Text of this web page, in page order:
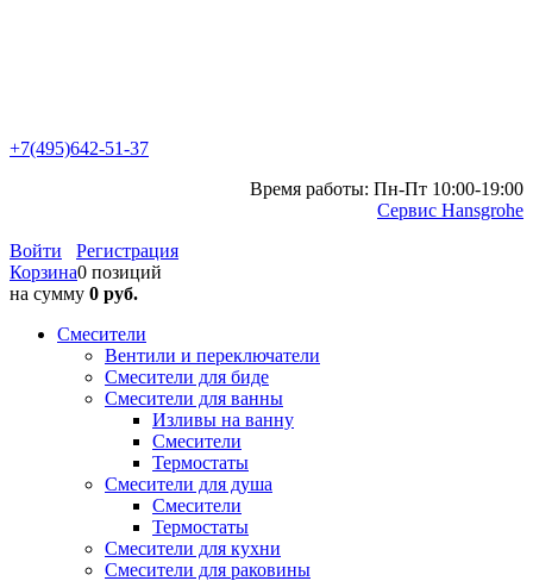
+7(495)642-51-37
Время работы: Пн-Пт 10:00-19:00
Сервис Hansgrohe
Войти
Регистрация
Корзина0 позиций
на сумму 0 руб.
Смесители
Вентили и переключатели
Смесители для биде
Смесители для ванны
Изливы на ванну
Смесители
Термостаты
Смесители для душа
Смесители
Термостаты
Смесители для кухни
Смесители для раковины